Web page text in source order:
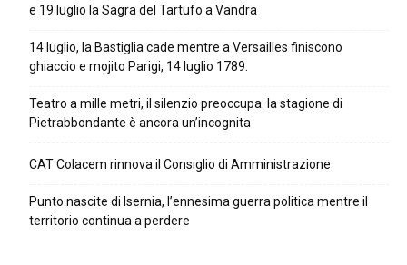
e 19 luglio la Sagra del Tartufo a Vandra
14 luglio, la Bastiglia cade mentre a Versailles finiscono
ghiaccio e mojito Parigi, 14 luglio 1789.
Teatro a mille metri, il silenzio preoccupa: la stagione di
Pietrabbondante è ancora un’incognita
CAT Colacem rinnova il Consiglio di Amministrazione
Punto nascite di Isernia, l’ennesima guerra politica mentre il
territorio continua a perdere